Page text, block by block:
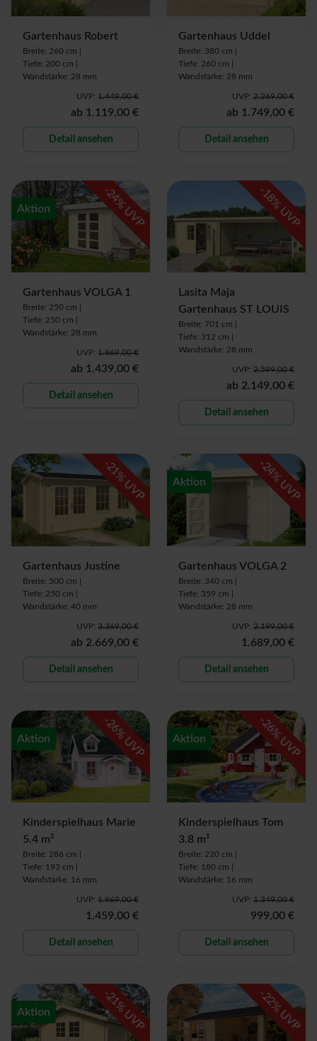
Gartenhaus Robert
Breite: 260 cm |
Tiefe: 200 cm |
Wandstärke: 28 mm
UVP: 1.449,00 €
ab 1.119,00 €
Detail ansehen
Gartenhaus Uddel
Breite: 380 cm |
Tiefe: 260 cm |
Wandstärke: 28 mm
UVP: 2.269,00 €
ab 1.749,00 €
Detail ansehen
Aktion
-
24
% UVP
Gartenhaus VOLGA 1
Breite: 250 cm |
Tiefe: 250 cm |
Wandstärke: 28 mm
UVP: 1.869,00 €
ab 1.439,00 €
Detail ansehen
-
18
% UVP
Lasita Maja
Gartenhaus ST LOUIS
Breite: 701 cm |
Tiefe: 312 cm |
Wandstärke: 28 mm
UVP: 2.599,00 €
ab 2.149,00 €
Detail ansehen
-
21
% UVP
Gartenhaus Justine
Breite: 500 cm |
Tiefe: 250 cm |
Wandstärke: 40 mm
UVP: 3.369,00 €
ab 2.669,00 €
Detail ansehen
Aktion
-
24
% UVP
Gartenhaus VOLGA 2
Breite: 340 cm |
Tiefe: 359 cm |
Wandstärke: 28 mm
UVP: 2.199,00 €
1.689,00 €
Detail ansehen
Aktion
-
26
% UVP
Kinderspielhaus Marie
5.4 m²
Breite: 286 cm |
Tiefe: 193 cm |
Wandstärke: 16 mm
UVP: 1.969,00 €
1.459,00 €
Detail ansehen
Aktion
-
26
% UVP
Kinderspielhaus Tom
3.8 m²
Breite: 220 cm |
Tiefe: 180 cm |
Wandstärke: 16 mm
UVP: 1.349,00 €
999,00 €
Detail ansehen
Aktion
-
21
% UVP
-
22
% UVP